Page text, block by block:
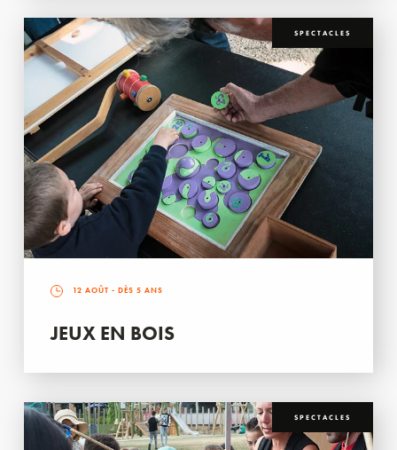
SPECTACLES
12 AOÛT - DÈS 5 ANS
JEUX EN BOIS
SPECTACLES